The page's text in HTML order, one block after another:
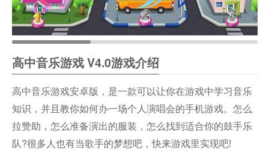
高中音乐游戏 V4.0游戏介绍
高中音乐游戏安卓版，是一款可以让你在游戏中学习音乐
知识，并且教你如何办一场个人演唱会的手机游戏。怎么
拉赞助，怎么准备演出的服装，怎么找到适合你的鼓手乐
队?很多人也有当歌手的梦想吧，快来游戏里实现吧!